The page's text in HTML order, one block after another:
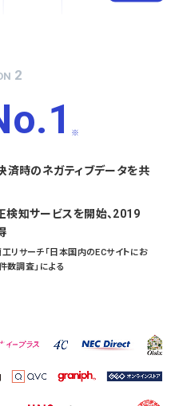
2
※
時のネガティブデータを共
知サービスを開始、2019
サーチ「日本国内のECサイトにお
数調査」による